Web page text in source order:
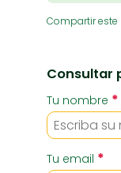
Compartir este
Consultar
Tu nombre *
Tu email *